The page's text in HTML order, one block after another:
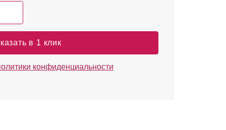
в 1 клик
конфиденциальности